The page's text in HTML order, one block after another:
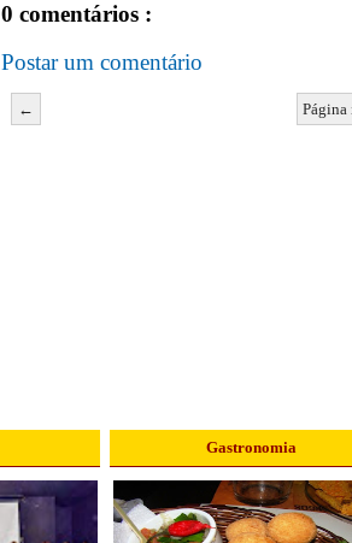
0 comentários :
Postar um comentário
←
Gastronomia